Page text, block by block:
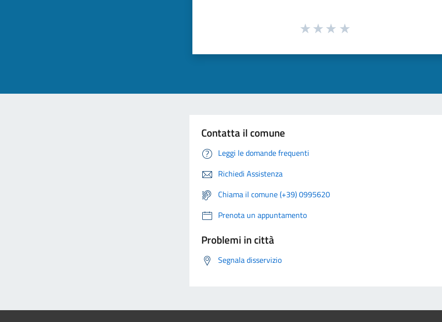
Contatta il comune
Leggi le domande frequenti
Richiedi Assistenza
Chiama il comune (+39) 0995620
Prenota un appuntamento
Problemi in città
Segnala disservizio